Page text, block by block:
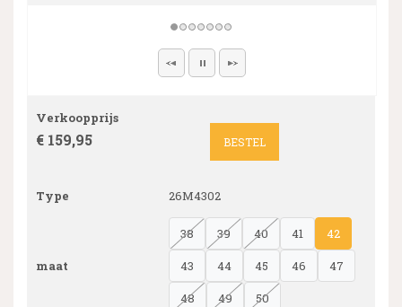
Verkoopprijs
€ 159,95 BESTEL
Type 26M4302
maat
38 39 40 41
42
43
44 45 46
47
48
49 50